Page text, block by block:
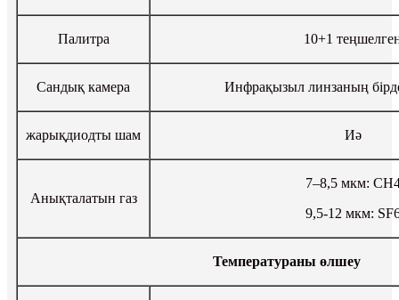
Палитра 10+1
Сандық камера Инфрақызыл линзаның
жарықдиодты шам Иә
Анықталатын газ
7–8,5 мкм:
9,5-12 мкм:
Температураны өлшеу